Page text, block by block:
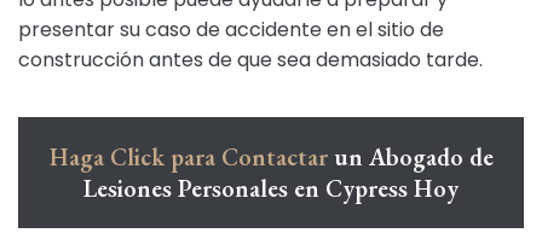
presentar su caso de accidente en el sitio de
construcción antes de que sea demasiado tarde.
Haga Click para Contactarun Abogado de
Lesiones Personales en Cypress Hoy